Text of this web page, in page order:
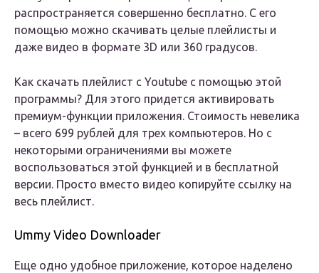
распространяется совершенно бесплатно. С его
помощью можно скачивать целые плейлисты и
даже видео в формате 3D или 360 градусов.
Как скачать плейлист с Youtube с помощью этой
программы? Для этого придется активировать
премиум-функции приложения. Стоимость невелика
– всего 699 рублей для трех компьютеров. Но с
некоторыми ограничениями вы можете
воспользоваться этой функцией и в бесплатной
версии. Просто вместо видео копируйте ссылку на
весь плейлист.
Ummy Video Downloader
Еще одно удобное приложение, которое наделено